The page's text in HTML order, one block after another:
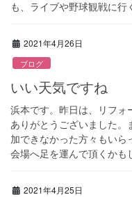
も、ライブや野球観戦に
2021年4月26日
ブログ
いい天気ですね
浜本です。昨日は、リフォ
ありがとうございました。
加できなかった方々もい
会場へ足を運んで頂くか
2021年4月25日